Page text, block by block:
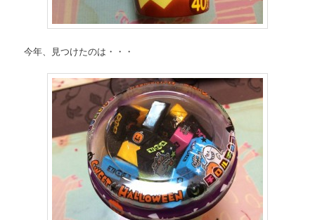
今年、見つけたのは・・・